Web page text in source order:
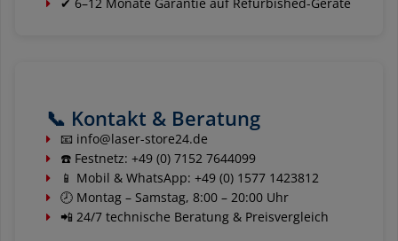
📞 Kontakt & Beratung
📧 info@laser-store24.de
☎️ Festnetz: +49 (0) 7152 7644099
📱 Mobil & WhatsApp: +49 (0) 1577 1423812
🕗 Montag – Samstag, 8:00 – 20:00 Uhr
📲 24/7 technische Beratung & Preisvergleich